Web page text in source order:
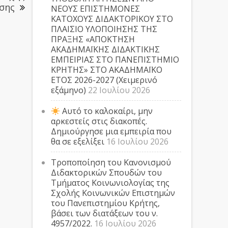
ΝΕΟΥΣ ΕΠΙΣΤΗΜΟΝΕΣ
ΚΑΤΟΧΟΥΣ ΔΙΔΑΚΤΟΡΙΚΟΥ ΣΤΟ
ΠΛΑΙΣΙΟ ΥΛΟΠΟΙΗΣΗΣ ΤΗΣ
ΠΡΑΞΗΣ «ΑΠΟΚΤΗΣΗ
ΑΚΑΔΗΜΑΪΚΗΣ ΔΙΔΑΚΤΙΚΗΣ
ΕΜΠΕΙΡΙΑΣ ΣΤΟ ΠΑΝΕΠΙΣΤΗΜΙΟ
ΚΡΗΤΗΣ» ΣΤΟ ΑΚΑΔΗΜΑΪΚΟ
ΕΤΟΣ 2026-2027 (Χειμερινό
εξάμηνο) 22 Ιουλίου 2026
Αυτό το καλοκαίρι, μην
αρκεστείς στις διακοπές.
Δημιούργησε μια εμπειρία που
θα σε εξελίξει 16 Ιουλίου 2026
Τροποποίηση του Κανονισμού
Διδακτορικών Σπουδών του
Τμήματος Κοινωνιολογίας της
Σχολής Κοινωνικών Επιστημών
του Πανεπιστημίου Κρήτης,
βάσει των διατάξεων του ν.
4957/2022. 16 Ιουλίου 2026